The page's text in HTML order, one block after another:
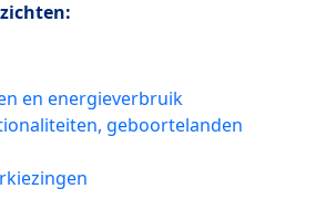
en energieverbruik
geboortelanden